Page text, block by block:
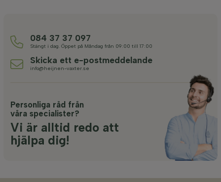
084 37 37 097
Stängt i dag. Öppet på Måndag från 09:00 till 17:00
Skicka ett e-postmeddelande
info@heijnen-vaxter.se
Personliga råd från
våra specialister?
Vi är alltid redo att
hjälpa dig!